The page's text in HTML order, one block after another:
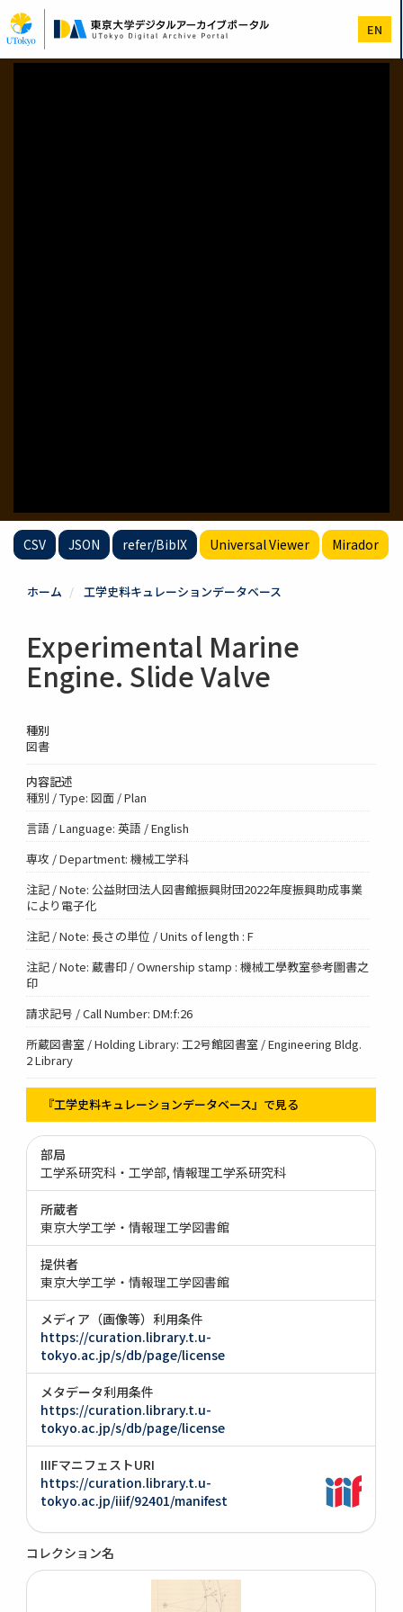
イ
ン
コ
EN
CSV JSON refer/BibIX Universal Viewer Mirador
ホーム 工学史料キュレーションデータベース
Experimental Marine
Engine. Slide Valve
種別
図書
内容記述
種別 / Type: 図面 / Plan
言語 / Language: 英語 / English
専攻 / Department: 機械工学科
注記 / Note: 公益財団法人図書館振興財団2022年度振興助成事業
により電子化
注記 / Note: 長さの単位 / Units of length : F
注記 / Note: 蔵書印 / Ownership stamp : 機械工學教室參考圖書之
印
請求記号 / Call Number: DM:f:26
所蔵図書室 / Holding Library: 工2号館図書室 / Engineering Bldg.
2 Library
『工学史料キュレーションデータベース』で見る
部局
工学系研究科・工学部 情報理工学系研究科
所蔵者
東京大学工学・情報理工学図書館
提供者
東京大学工学・情報理工学図書館
メディア（画像等）利用条件
https://curation.library.t.u-
tokyo.ac.jp/s/db/page/license
メタデータ利用条件
https://curation.library.t.u-
tokyo.ac.jp/s/db/page/license
IIIFマニフェストURI
https://curation.library.t.u-
tokyo.ac.jp/iiif/92401/manifest
コレクション名